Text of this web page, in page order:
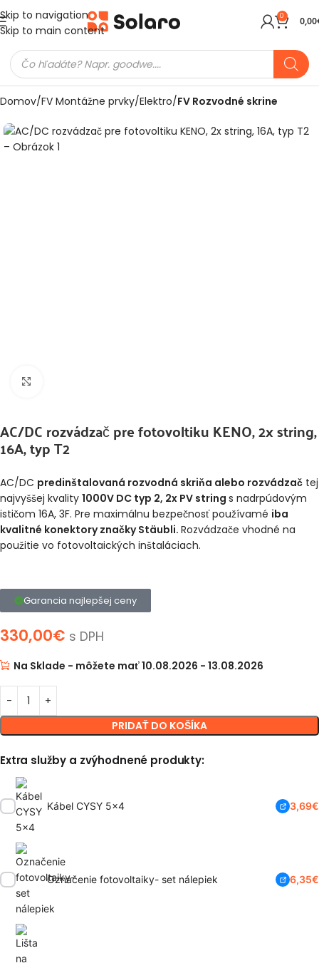
Skip to navigation
Skip to main content
0 0,00
Domov FV Montážne prvky Elektro FV Rozvodné skrine
AC/DC rozvádzač pre fotovoltiku KENO, 2x string,
16A, typ T2
AC/DC predinštalovaná rozvodná skriňa alebo rozvádzač tej
najvyššej kvality 1000V DC typ 2, 2x PV string s nadrpúdovým
ističom 16A, 3F. Pre maximálnu bezpečnosť používamé iba
kvalitné konektory značky Stäubli. Rozvádzače vhodné na
použitie vo fotovoltaických inštaláciach.
Garancia najlepšej ceny
330,00€ s DPH
Na Sklade - môžete mať 10.08.2026 - 13.08.2026
PRIDAŤ DO KOŠÍKA
Extra služby a zvýhodnené produkty:
Kábel CYSY 5x4 3,69€
Označenie fotovoltaiky- set nálepiek 6,35€